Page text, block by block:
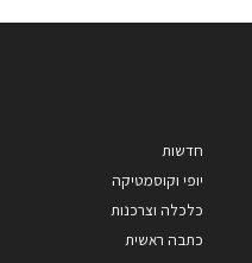
חדשות
יופי וקוסמטיקה
כלכלה וצרכנות
כתבה ראשית